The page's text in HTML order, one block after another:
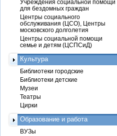
Учреждения социальной помощи
для бездомных граждан
Центры социального
обслуживания (ЦСО), Центры
московского долголетия
Центры социальной помощи
семье и детям (ЦСПСиД)
Культура
Библиотеки городские
Библиотеки детские
Музеи
Театры
Цирки
Образование и работа
ВУЗы